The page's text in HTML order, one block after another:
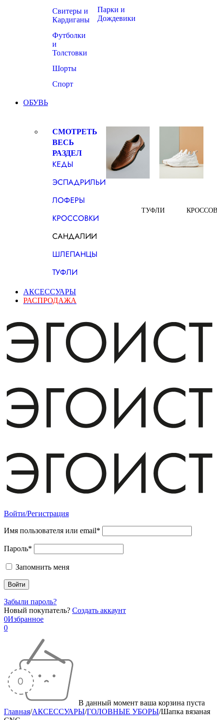
Свитеры и
Кардиганы
Футболки
и
Толстовки
Шорты
Спорт
Парки и
Дождевики
ОБУВЬ
СМОТРЕТЬ
ВЕСЬ
РАЗДЕЛ
КЕДЫ
ЭСПАДРИЛЬИ
ЛОФЕРЫ
КРОССОВКИ
САНДАЛИИ
ШЛЕПАНЦЫ
ТУФЛИ
ТУФЛИ
АКСЕССУАРЫ
РАСПРОДАЖА
Войти/Регистрация
Имя пользователя или email*
Пароль*
Запомнить меня
Забыли пароль?
Новый покупатель? Создать аккаунт
0Избранное
0
В данный момент ваша корзина пуста
Главная/АКСЕССУАРЫ/ГОЛОВНЫЕ УБОРЫ/Шапка вязаная